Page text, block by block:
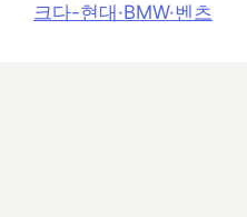
크다-현대·BMW·벤츠